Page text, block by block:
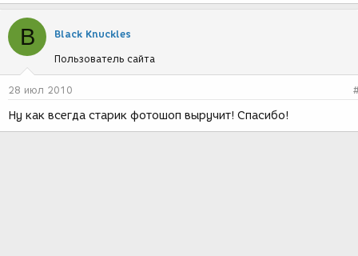
B Black Knuckles
Пользователь сайта
28 июл 2010
Ну как всегда старик фотошоп выручит! Спасибо!